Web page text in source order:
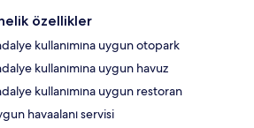
özellikler
kullanımına uygun otopark
kullanımına uygun havuz
kullanımına uygun restoran
havaalanı servisi